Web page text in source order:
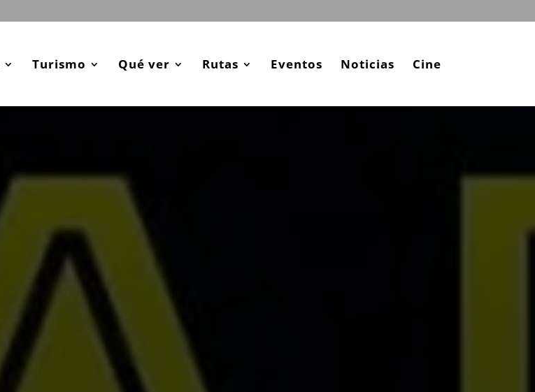
Turismo Qué ver Rutas Eventos Noticias Cine